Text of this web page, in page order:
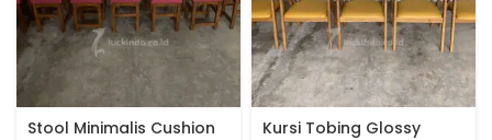
Stool Minimalis Cushion Kursi Tobing Glossy